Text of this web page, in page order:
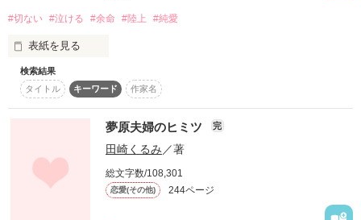
がんばっている
その先輩は自分の顔にコンプレックスをもち、自分自身の生を
恨む先輩だった。
私の恋、実るでしょうか――――。
#切ない #泣ける #余命 #陸上 #純愛
表紙を見る
陸上に打ち込んでいた幼なじみに
突然くだされた余命宣告。
「お前のことが好きなんだ。一緒に生きていたい」
悲しい告白をする稔の笑顔を守りたい。
そう決意して彼との交際を始めたけれど……。
私の気持ちは激しく揺れる。
検索結果
タイトル
キーワード 作家名
夢原夫婦のヒミツ 完
田崎くるみ ／著
総文字数/108,301
恋愛(その他) 244ページ